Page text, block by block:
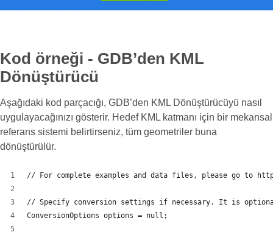
Kod örneği - GDB’den KML
Dönüştürücü
Aşağıdaki kod parçacığı, GDB’den KML Dönüştürücüyü nasıl
uygulayacağınızı gösterir. Hedef KML katmanı için bir mekansal
referans sistemi belirtirseniz, tüm geometriler buna
dönüştürülür.
// For complete examples and data files, please go to
// Specify conversion settings if necessary. It is
ConversionOptions options = null;